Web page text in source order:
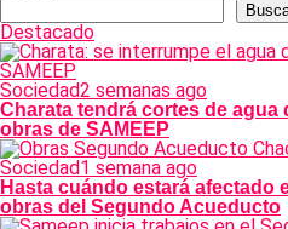
Destacado
Sociedad2 semanas ago
Charata tendrá cortes de agua
obras de SAMEEP
Sociedad1 semana ago
Hasta cuándo estará afectado
obras del Segundo Acueducto